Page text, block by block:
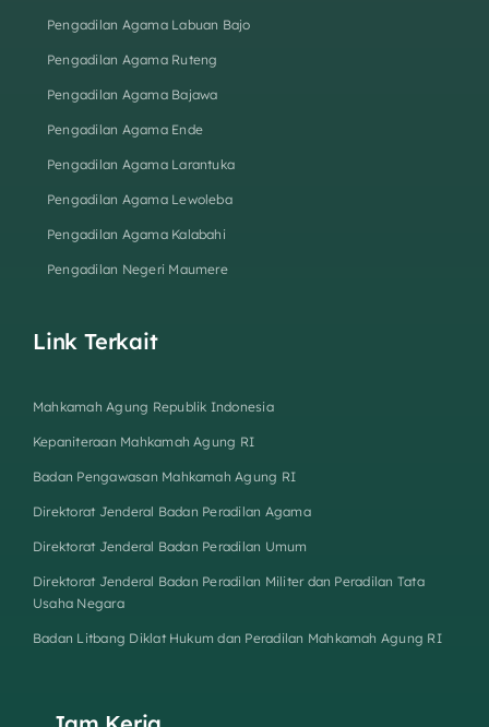
Pengadilan Agama Labuan Bajo
Pengadilan Agama Ruteng
Pengadilan Agama Bajawa
Pengadilan Agama Ende
Pengadilan Agama Larantuka
Pengadilan Agama Lewoleba
Pengadilan Agama Kalabahi
Pengadilan Negeri Maumere
Link Terkait
Mahkamah Agung Republik Indonesia
Kepaniteraan Mahkamah Agung RI
Badan Pengawasan Mahkamah Agung RI
Direktorat Jenderal Badan Peradilan Agama
Direktorat Jenderal Badan Peradilan Umum
Direktorat Jenderal Badan Peradilan Militer dan Peradilan Tata
Usaha Negara
Badan Litbang Diklat Hukum dan Peradilan Mahkamah Agung RI